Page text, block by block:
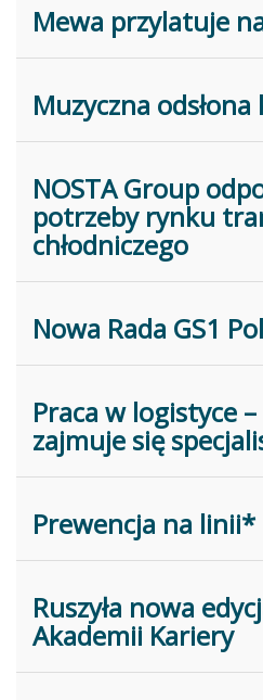
Mewa przylatuje
Muzyczna
NOSTA Group
potrzeby rynku
chłodniczego
Nowa Rada GS1
Praca w logistyce
zajmuje się
Prewencja na linii*
Ruszyła nowa
Akademii Kariery